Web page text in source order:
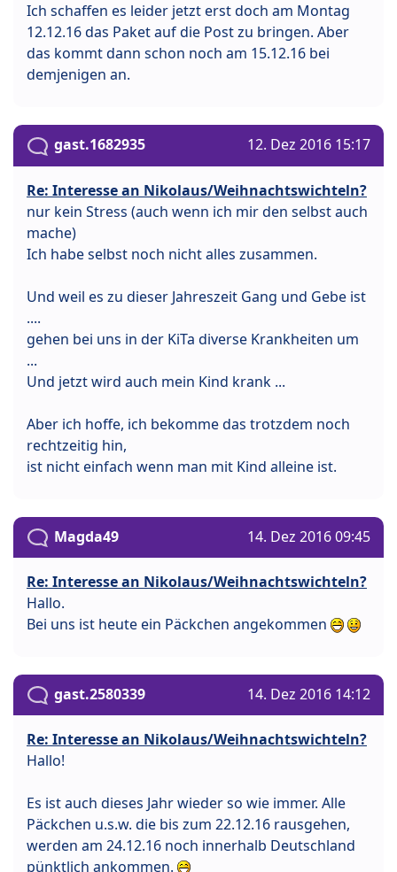
Ich schaffen es leider jetzt erst doch am Montag
12.12.16 das Paket auf die Post zu bringen. Aber
das kommt dann schon noch am 15.12.16 bei
demjenigen an.
gast.1682935 12. Dez 2016 15:17
Re: Interesse an Nikolaus/Weihnachtswichteln?
nur kein Stress (auch wenn ich mir den selbst auch
mache)
Ich habe selbst noch nicht alles zusammen.
Und weil es zu dieser Jahreszeit Gang und Gebe ist
....
gehen bei uns in der KiTa diverse Krankheiten um
...
Und jetzt wird auch mein Kind krank ...
Aber ich hoffe, ich bekomme das trotzdem noch
rechtzeitig hin,
ist nicht einfach wenn man mit Kind alleine ist.
Magda49 14. Dez 2016 09:45
Re: Interesse an Nikolaus/Weihnachtswichteln?
Hallo.
Bei uns ist heute ein Päckchen angekommen
gast.2580339 14. Dez 2016 14:12
Re: Interesse an Nikolaus/Weihnachtswichteln?
Hallo!
Es ist auch dieses Jahr wieder so wie immer. Alle
Päckchen u.s.w. die bis zum 22.12.16 rausgehen,
werden am 24.12.16 noch innerhalb Deutschland
pünktlich ankommen.